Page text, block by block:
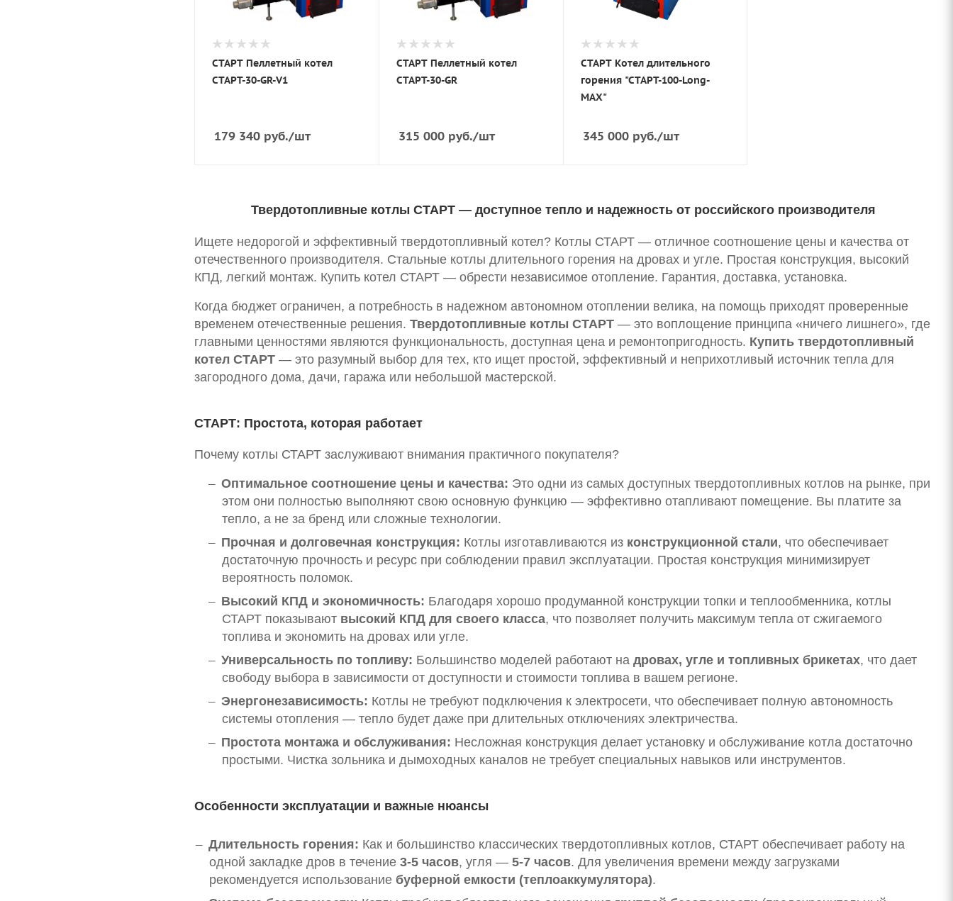
СТАРТ Пеллетный котел
СТАРТ-30-GR-V1
179 340 руб./шт
СТАРТ Пеллетный котел
СТАРТ-30-GR
315 000руб./шт
СТАРТ Котел длительного
горения "СТАРТ-100-Long-
MAX"
345 000руб./шт
Твердотопливные котлы СТАРТ — доступное тепло и надежность от российского производителя
Ищете недорогой и эффективный твердотопливный котел? Котлы СТАРТ — отличное соотношение цены и качества от
отечественного производителя. Стальные котлы длительного горения на дровах и угле. Простая конструкция, высокий
КПД, легкий монтаж. Купить котел СТАРТ — обрести независимое отопление. Гарантия, доставка, установка.
Когда бюджет ограничен, а потребность в надежном автономном отоплении велика, на помощь приходят проверенные
временем отечественные решения. Твердотопливные котлы СТАРТ — это воплощение принципа «ничего лишнего», где
главными ценностями являются функциональность, доступная цена и ремонтопригодность. Купить твердотопливный
котел СТАРТ — это разумный выбор для тех, кто ищет простой, эффективный и неприхотливый источник тепла для
загородного дома, дачи, гаража или небольшой мастерской.
СТАРТ: Простота, которая работает
Почему котлы СТАРТ заслуживают внимания практичного покупателя?
Оптимальное соотношение цены и качества: Это одни из самых доступных твердотопливных котлов на рынке, при
этом они полностью выполняют свою основную функцию — эффективно отапливают помещение. Вы платите за
тепло, а не за бренд или сложные технологии.
Прочная и долговечная конструкция: Котлы изготавливаются из конструкционной стали, что обеспечивает
достаточную прочность и ресурс при соблюдении правил эксплуатации. Простая конструкция минимизирует
вероятность поломок.
Высокий КПД и экономичность: Благодаря хорошо продуманной конструкции топки и теплообменника, котлы
СТАРТ показывают высокий КПД для своего класса, что позволяет получить максимум тепла от сжигаемого
топлива и экономить на дровах или угле.
Универсальность по топливу: Большинство моделей работают на дровах, угле и топливных брикетах, что дает
свободу выбора в зависимости от доступности и стоимости топлива в вашем регионе.
Энергонезависимость: Котлы не требуют подключения к электросети, что обеспечивает полную автономность
системы отопления — тепло будет даже при длительных отключениях электричества.
Простота монтажа и обслуживания: Несложная конструкция делает установку и обслуживание котла достаточно
простыми. Чистка зольника и дымоходных каналов не требует специальных навыков или инструментов.
Особенности эксплуатации и важные нюансы
Длительность горения: Как и большинство классических твердотопливных котлов, СТАРТ обеспечивает работу на
одной закладке дров в течение 3-5 часов, угля — 5-7 часов. Для увеличения времени между загрузками
рекомендуется использование буферной емкости (теплоаккумулятора).